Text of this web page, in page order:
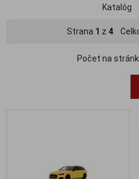
Katalóg
Strana 1 z 4
Počet na